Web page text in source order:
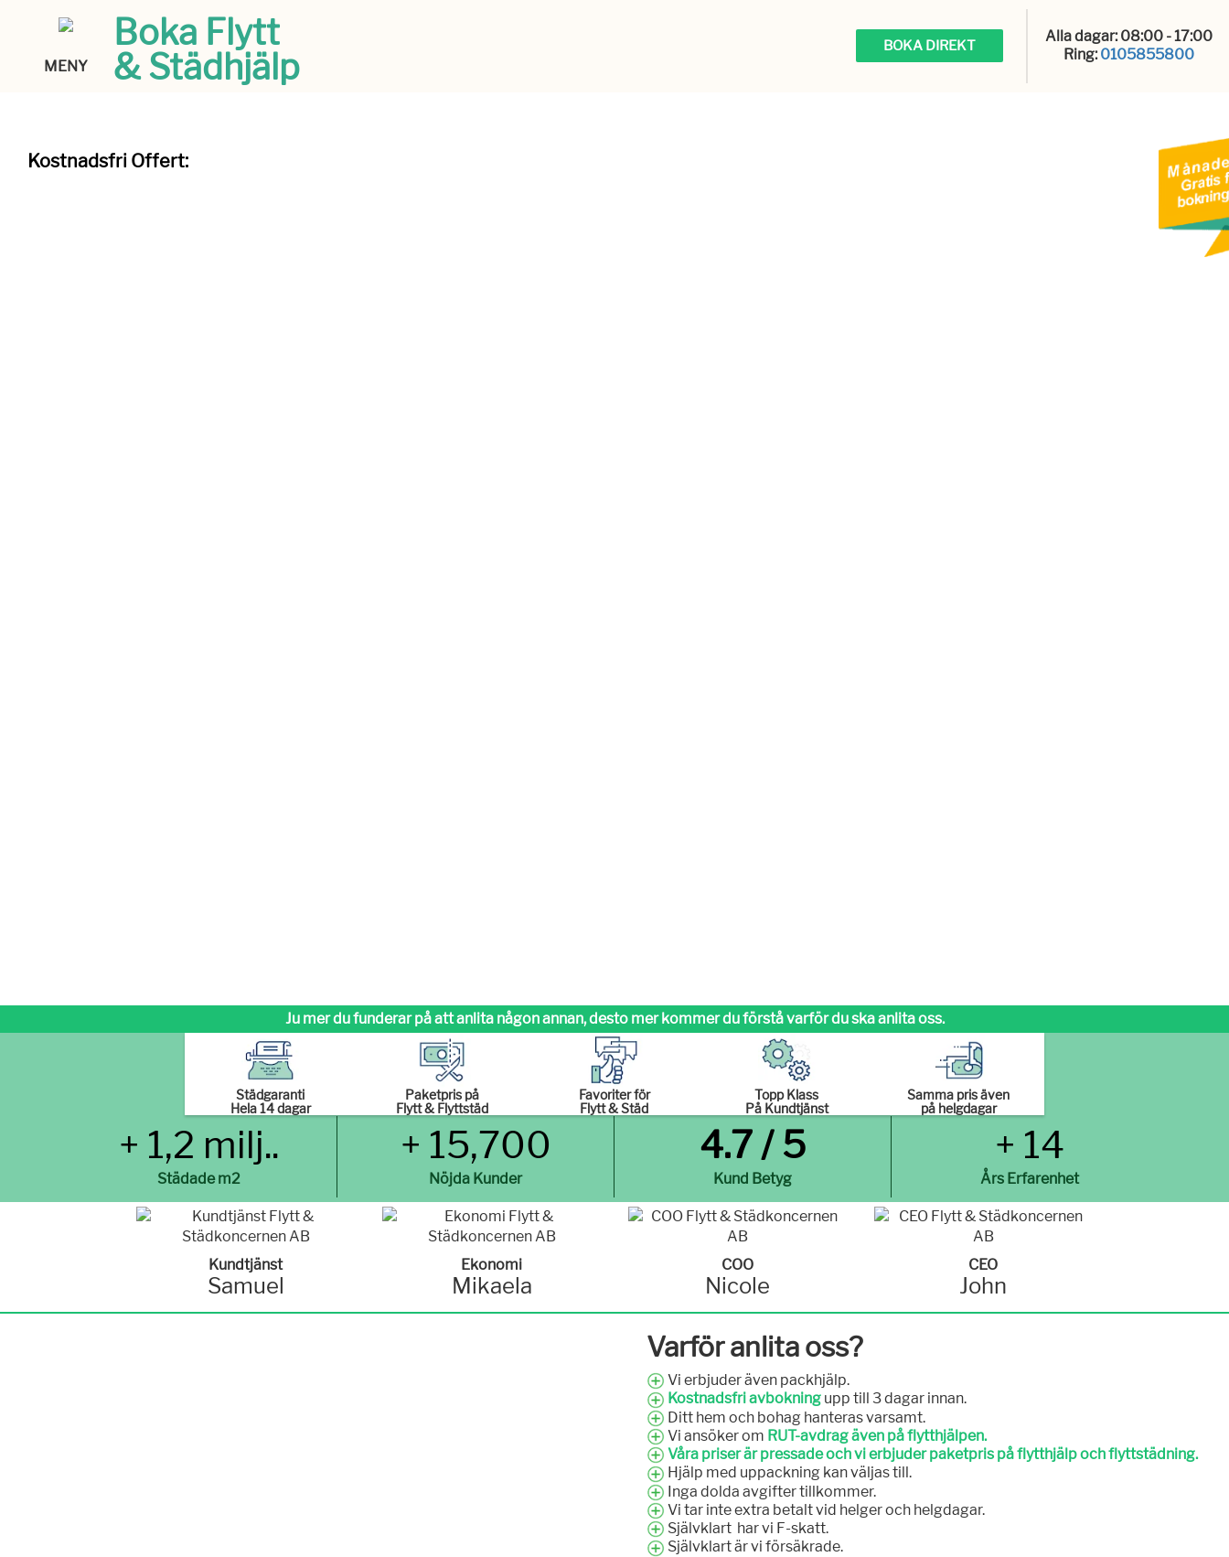
MENY
Boka Flytt
& Städhjälp
BOKA DIREKT
Alla dagar: 08:00 - 17:00
Ring:0105855800
Kostnadsfri Offert:
Ju mer du funderar på att anlita någon annan,desto mer kommer du förstå varför du ska anlita oss.
Städgaranti
Hela 14 dagar
Paketpris på
Flytt & Flyttstäd
Favoriter för
Flytt & Städ
Topp Klass
På Kundtjänst
Samma pris även
på helgdagar
+ 1,2 milj..
Städade m2
+ 15,700
Nöjda Kunder
4.7 / 5
Kund Betyg
+ 14
Års Erfarenhet
Kundtjänst
Samuel
Ekonomi
Mikaela
COO
Nicole
CEO
John
Varför anlita oss?
Vi erbjuder även packhjälp.
Kostnadsfri avbokning upp till 3 dagar innan.
Ditt hem och bohag hanteras varsamt.
Vi ansöker om RUT-avdrag även på flytthjälpen.
Våra priser är pressade och vi erbjuder paketpris på flytthjälp och flyttstädning.
Hjälp med uppackning kan väljas till.
Inga dolda avgifter tillkommer.
Vi tar inte extra betalt vid helger och helgdagar.
Självklart har vi F-skatt.
Självklart är vi försäkrade.